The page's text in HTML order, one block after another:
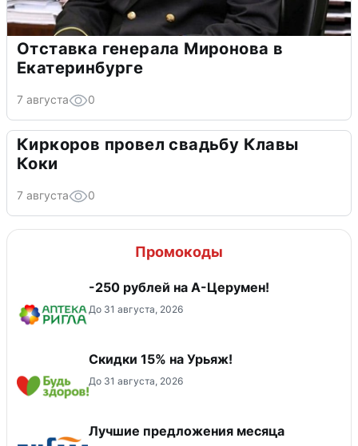
Отставка генерала Миронова в
Екатеринбурге
7 августа 0
Киркоров провел свадьбу Клавы
Коки
7 августа 0
Промокоды
-250 рублей на А-Церумен!
До 31 августа, 2026
Скидки 15% на Урьяж!
До 31 августа, 2026
Лучшие предложения месяца